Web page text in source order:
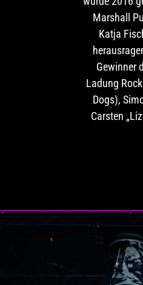
Marshall
Katja
Gewinner
Ladung
Dogs),
Carsten